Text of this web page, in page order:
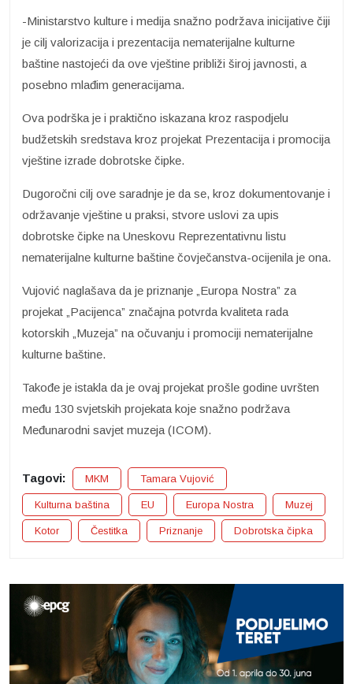
-Ministarstvo kulture i medija snažno podržava inicijative čiji
je cilj valorizacija i prezentacija nematerijalne kulturne
baštine nastojeći da ove vještine približi široj javnosti, a
posebno mlađim generacijama.
Ova podrška je i praktično iskazana kroz raspodjelu
budžetskih sredstava kroz projekat Prezentacija i promocija
vještine izrade dobrotske čipke.
Dugoročni cilj ove saradnje je da se, kroz dokumentovanje i
održavanje vještine u praksi, stvore uslovi za upis
dobrotske čipke na Uneskovu Reprezentativnu listu
nematerijalne kulturne baštine čovječanstva-ocijenila je ona.
Vujović naglašava da je priznanje „Europa Nostra” za
projekat „Pacijenca” značajna potvrda kvaliteta rada
kotorskih „Muzeja” na očuvanju i promociji nematerijalne
kulturne baštine.
Takođe je istakla da je ovaj projekat prošle godine uvršten
među 130 svjetskih projekata koje snažno podržava
Međunarodni savjet muzeja (ICOM).
Tagovi: MKM Tamara Vujović
Kulturna baština EU Europa Nostra Muzej
Kotor Čestitka Priznanje Dobrotska čipka